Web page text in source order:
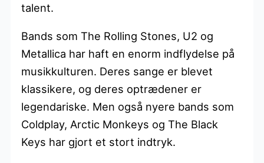
talent.
Bands som The Rolling Stones, U2 og
Metallica har haft en enorm indflydelse på
musikkulturen. Deres sange er blevet
klassikere, og deres optrædener er
legendariske. Men også nyere bands som
Coldplay, Arctic Monkeys og The Black
Keys har gjort et stort indtryk.